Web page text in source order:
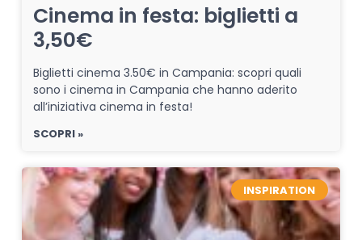
Cinema in festa: biglietti a
3,50€
Biglietti cinema 3.50€ in Campania: scopri quali
sono i cinema in Campania che hanno aderito
all’iniziativa cinema in festa!
SCOPRI »
INSPIRATION